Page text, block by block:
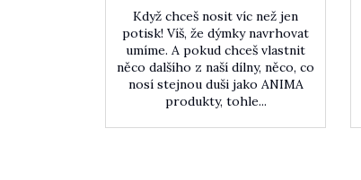
Když chceš nosit víc než jen
potisk! Víš, že dýmky navrhovat
umíme. A pokud chceš vlastnit
něco dalšího z naší dílny, něco, co
nosí stejnou duši jako ANIMA
produkty, tohle...